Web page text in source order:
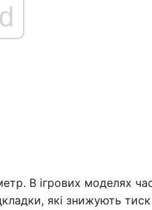
В ігрових моделях
які знижують